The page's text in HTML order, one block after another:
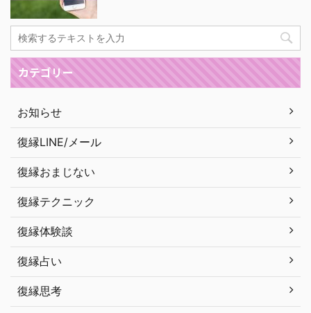
カテゴリー
お知らせ
復縁LINE/メール
復縁おまじない
復縁テクニック
復縁体験談
復縁占い
復縁思考